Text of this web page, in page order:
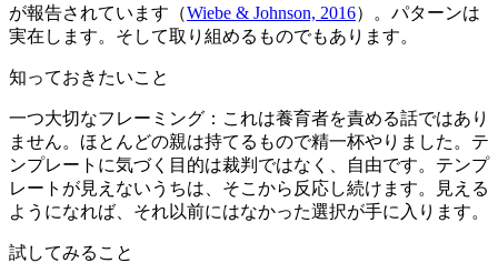
が報告されています（Wiebe & Johnson, 2016）。パターンは
実在します。そして取り組めるものでもあります。
知っておきたいこと
一つ大切なフレーミング：これは養育者を責める話ではあり
ません。ほとんどの親は持てるもので精一杯やりました。テ
ンプレートに気づく目的は裁判ではなく、自由です。テンプ
レートが見えないうちは、そこから反応し続けます。見える
ようになれば、それ以前にはなかった選択が手に入ります。
試してみること